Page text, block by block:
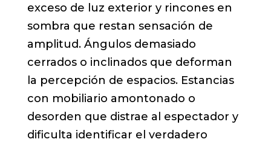
exceso de luz exterior y rincones en
sombra que restan sensación de
amplitud. Ángulos demasiado
cerrados o inclinados que deforman
la percepción de espacios. Estancias
con mobiliario amontonado o
desorden que distrae al espectador y
dificulta identificar el verdadero